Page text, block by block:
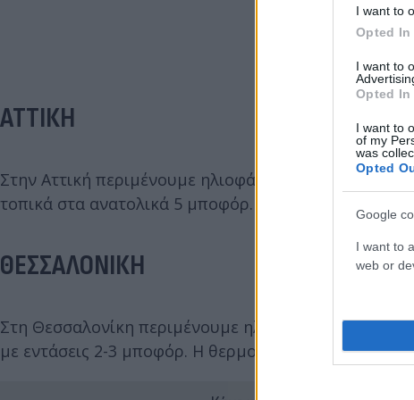
I want to
Opted In
I want to
Opted In
I want to
of my
was
Opted
Google
I want to
web or
ΑΤΤΙΚΗ
Στην Αττική περιμένουμε ηλιοφάνεια. Οι άνεμοι θα
τοπικά στα ανατολικά 5 μποφόρ. Η θερμοκρασία θα
ΘΕΣΣΑΛΟΝΙΚΗ
Στη Θεσσαλονίκη περιμένουμε ηλιοφάνεια με λίγες
με εντάσεις 2-3 μποφόρ. Η θερμοκρασία θα